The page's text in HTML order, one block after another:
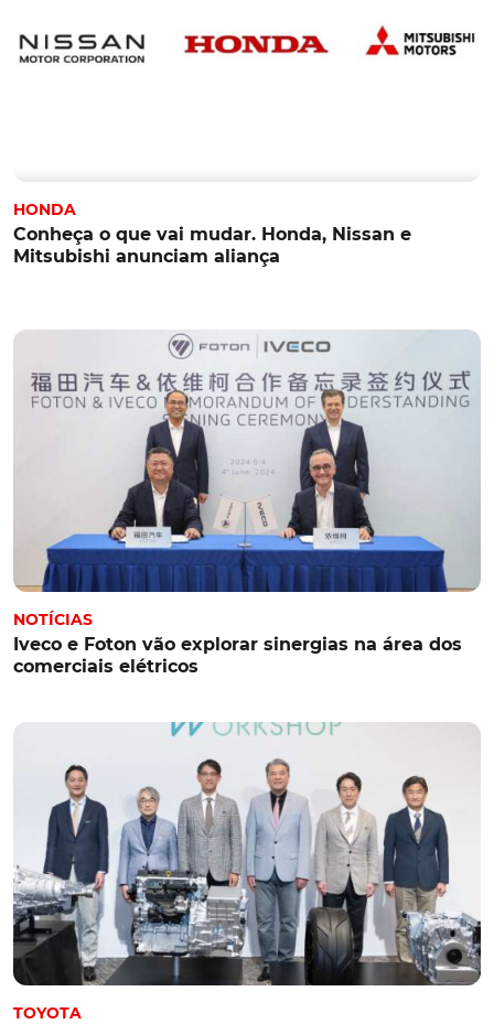
HONDA
Conheça o que vai mudar. Honda, Nissan e
Mitsubishi anunciam aliança
NOTÍCIAS
Iveco e Foton vão explorar sinergias na área dos
comerciais elétricos
TOYOTA